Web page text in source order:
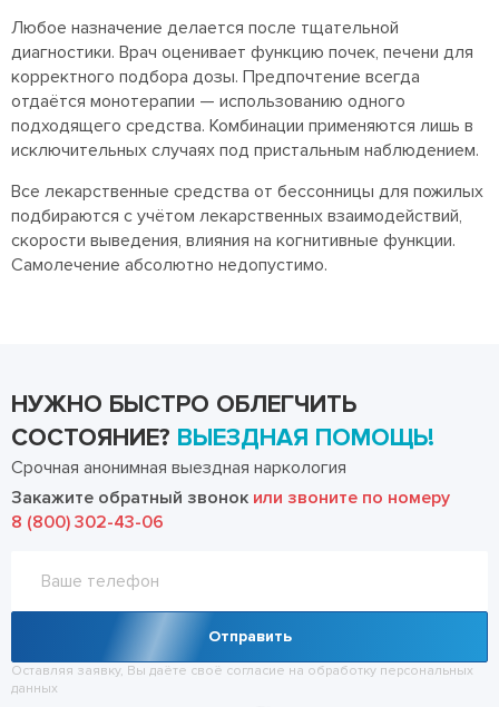
Любое назначение делается после тщательной
диагностики. Врач оценивает функцию почек, печени для
корректного подбора дозы. Предпочтение всегда
отдаётся монотерапии — использованию одного
подходящего средства. Комбинации применяются лишь в
исключительных случаях под пристальным наблюдением.
Все лекарственные средства от бессонницы для пожилых
подбираются с учётом лекарственных взаимодействий,
скорости выведения, влияния на когнитивные функции.
Самолечение абсолютно недопустимо.
НУЖНО БЫСТРО ОБЛЕГЧИТЬ
СОСТОЯНИЕ? ВЫЕЗДНАЯ ПОМОЩЬ!
Срочная анонимная выездная наркология
Закажите обратный звонок или звоните по номеру
8 (800) 302-43-06
Отправить
Оставляя заявку, Вы даёте своё согласие на обработку персональных
данных